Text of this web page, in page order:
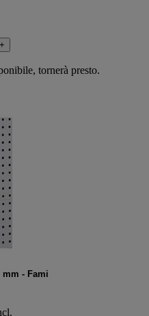
+
tornerà presto.
mm - Fami